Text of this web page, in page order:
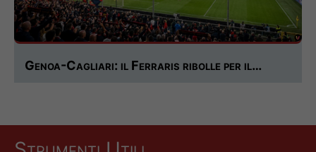
Genoa-Cagliari: il Ferraris ribolle per il…